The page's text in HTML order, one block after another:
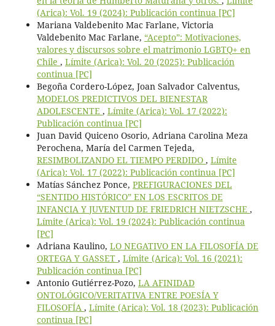
(Arica): Vol. 19 (2024): Publicación continua [PC]
Mariana Valdebenito Mac Farlane, Victoria
Valdebenito Mac Farlane, “Acepto”: Motivaciones,
valores y discursos sobre el matrimonio LGBTQ+ en
Chile , Límite (Arica): Vol. 20 (2025): Publicación
continua [PC]
Begoña Cordero-López, Joan Salvador Calventus,
MODELOS PREDICTIVOS DEL BIENESTAR
ADOLESCENTE , Límite (Arica): Vol. 17 (2022):
Publicación continua [PC]
Juan David Quiceno Osorio, Adriana Carolina Meza
Perochena, María del Carmen Tejeda,
RESIMBOLIZANDO EL TIEMPO PERDIDO , Límite
(Arica): Vol. 17 (2022): Publicación continua [PC]
Matías Sánchez Ponce, PREFIGURACIONES DEL
“SENTIDO HISTÓRICO” EN LOS ESCRITOS DE
INFANCIA Y JUVENTUD DE FRIEDRICH NIETZSCHE ,
Límite (Arica): Vol. 19 (2024): Publicación continua
[PC]
Adriana Kaulino, LO NEGATIVO EN LA FILOSOFÍA DE
ORTEGA Y GASSET , Límite (Arica): Vol. 16 (2021):
Publicación continua [PC]
Antonio Gutiérrez-Pozo, LA AFINIDAD
ONTOLÓGICO/VERITATIVA ENTRE POESÍA Y
FILOSOFÍA , Límite (Arica): Vol. 18 (2023): Publicación
continua [PC]